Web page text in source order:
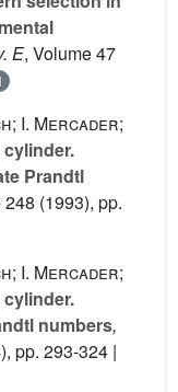
E, Volume 47
I. Mercader;
Prandtl
248 (1993), pp.
I. Mercader;
numbers,
pp. 293-324 |